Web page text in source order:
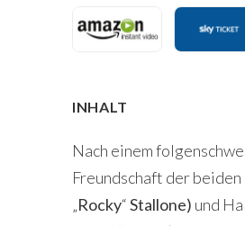
INHALT
Nach einem
Freundschaft der
„Rocky“Stallone) und